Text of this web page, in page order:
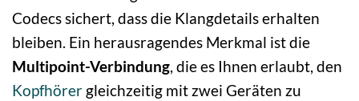
Codecs sichert, dass die Klangdetails erhalten
bleiben. Ein herausragendes Merkmal ist die
Multipoint-Verbindung, die es Ihnen erlaubt, den
Kopfhörer gleichzeitig mit zwei Geräten zu